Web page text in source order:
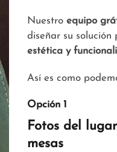
Nuestro equipo
diseñar su solución
estética y
Así es como
Opción 1
Fotos del
mesas